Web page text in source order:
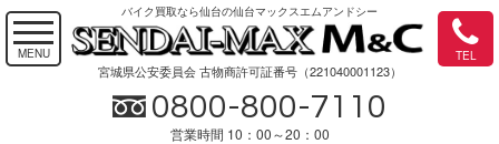
バイク買取なら仙台の仙台マックスエムアンドシー
宮城県公安委員会 古物商許可証番号（221040001123）
0800-800-7110
営業時間 10：00～20：00